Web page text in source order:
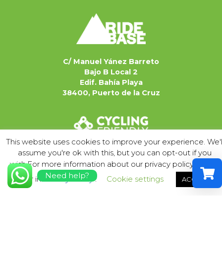
C/ Manuel Yánez Barreto
Bajo B Local 2
Edif. Bahía Playa
38400, Puerto de la Cruz
This website uses cookies to improve your experience.
assume you're ok with this, but you can opt-out if you
wish.For more information about our privacy policy please
enter in Privacy Policy. Cookie settings ACCEPT
Need help?